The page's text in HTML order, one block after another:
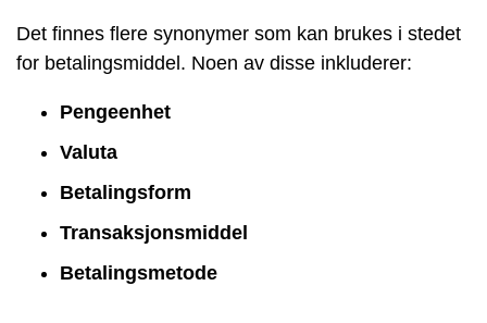
Det finnes flere synonymer som kan brukes i stedet
for betalingsmiddel. Noen av disse inkluderer:
Pengeenhet
Valuta
Betalingsform
Transaksjonsmiddel
Betalingsmetode